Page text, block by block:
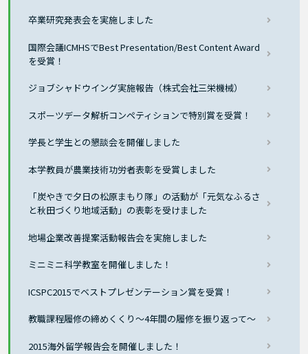
卒業研究発表会を実施しました
国際会議ICMHSでBest Presentation/Best Content Award
を受賞！
ジョブシャドウイング実施報告（株式会社三栄機械）
スポーツデータ解析コンペティションで特別賞を受賞！
学長と学生との懇談会を開催しました
本学教員が農業技術功労者表彰を受賞しました
「炭やきで夕日の松原まもり隊」の活動が「元気なふるさ
と秋田づくり地域活動」の表彰を受けました
地場企業改善提案活動報告会を実施しました
ミニミニ科学教室を開催しました！
ICSPC2015でベストプレゼンテーション賞を受賞！
教職課程履修の締めくくり～4年間の履修を振り返って～
2015海外留学報告会を開催しました！